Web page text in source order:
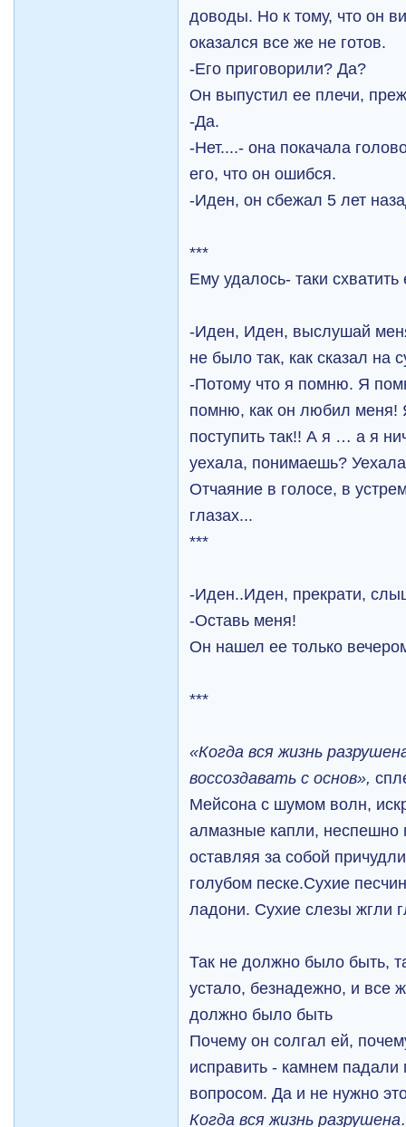
доводы. Но к тому, что он
оказался все же не готов.
-Его приговорили? Да?
Он выпустил ее плечи,
-Да.
-Нет....- она покачала
его, что он ошибся.
-Иден, он сбежал 5 лет
***
Ему удалось- таки
-Иден, Иден, выслушай
не было так, как сказал на
-Потому что я помню. Я
помню, как он любил
поступить так!! А я … а я
уехала, понимаешь?
Отчаяние в голосе, в
глазах...
***
-Иден..Иден, прекрати,
-Оставь меня!
Он нашел ее только
***
«Когда вся жизнь
воссоздавать с основ»,
Мейсона с шумом волн,
алмазные капли, неспешно
оставляя за собой
голубом песке.Сухие
ладони. Сухие слезы жгли
Так не должно было быть,
устало, безнадежно, и все
должно было быть
Почему он солгал ей,
исправить - камнем падали
вопросом. Да и не нужно
Когда вся жизнь